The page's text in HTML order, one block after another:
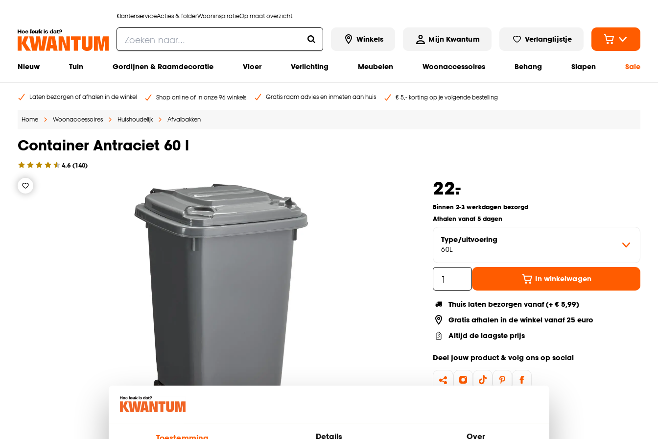
Details Over
KlantenserviceActies & folderWooninspiratieOp maat overzicht
Winkels Mijn Kwantum Verlanglijstje
Nieuw Tuin Gordijnen & Raamdecoratie Vloer Verlichting Meubelen Woonaccessoires Behang Slapen Sale
Laten bezorgen of afhalen in de winkel Shop online of in onze 96 winkels Gratis raam advies en inmeten aan huis € 5,- korting op je volgende bestelling
Home Woonaccessoires Huishoudelijk Afvalbakken
Container Antraciet 60 l
4.6 (140)
22.
-
Binnen 2-3 werkdagen bezorgd
Afhalen vanaf 5 dagen
Type/uitvoering
60L
In winkelwagen
Thuis laten bezorgen vanaf (+ € 5,99)
Gratis afhalen in de winkel vanaf 25 euro
Altijd de laagste prijs
Deel jouw product & volg ons op social